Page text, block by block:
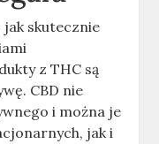
jak skutecznie
z THC są
CBD nie
i można je
jak i